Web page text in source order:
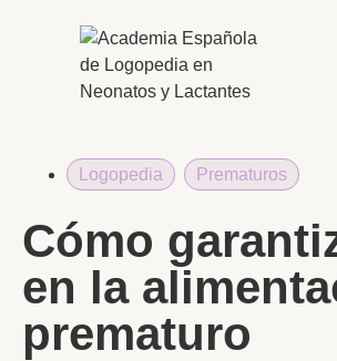
Logopedia Prematuros
Cómo
en la
prematuro